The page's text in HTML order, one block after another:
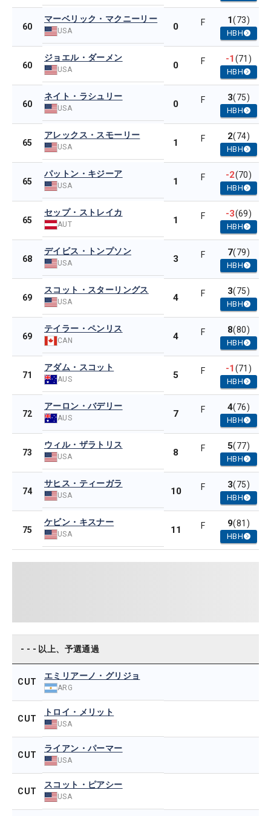
60
マーベリック・マクニーリー
USA 0 F 1(73)
HBH
60
ジョエル・ダーメン
USA 0 F -1(71)
HBH
60
ネイト・ラシュリー
USA 0 F 3(75)
HBH
65
アレックス・スモーリー
USA 1 F 2(74)
HBH
65
パットン・キジーア
USA 1 F -2(70)
HBH
65
セップ・ストレイカ
AUT 1 F -3(69)
HBH
68
デイビス・トンプソン
USA 3 F 7(79)
HBH
69
スコット・スターリングス
USA 4 F 3(75)
HBH
69
テイラー・ペンリス
CAN 4 F 8(80)
HBH
71
アダム・スコット
AUS 5 F -1(71)
HBH
72
アーロン・バデリー
AUS 7 F 4(76)
HBH
73
ウィル・ザラトリス
USA 8 F 5(77)
HBH
74
サヒス・ティーガラ
USA 10 F 3(75)
HBH
75
ケビン・キスナー
USA 11 F 9(81)
HBH
- - - 以上、予選通過
CUT
エミリアーノ・グリジョ
ARG
CUT
トロイ・メリット
USA
CUT
ライアン・パーマー
USA
CUT
スコット・ピアシー
USA